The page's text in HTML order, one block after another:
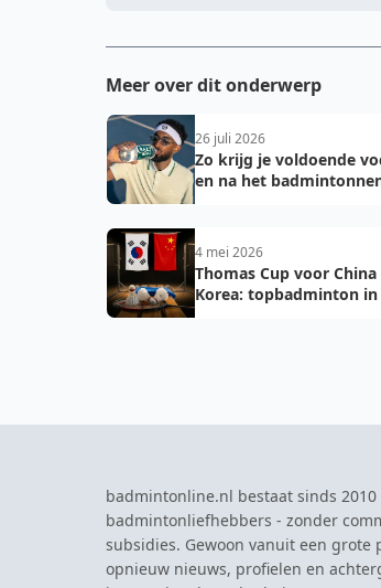
Meer over dit onderwerp
26 juli 2026
Zo krijg je voldoende
en na het
4 mei 2026
Thomas Cup voor
Korea: topbadminton in
badmintonline.nl bestaat sinds
badmintonliefhebbers - zonder
subsidies. Gewoon vanuit een grote
opnieuw nieuws, profielen en